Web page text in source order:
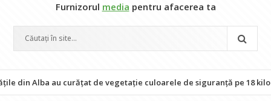
Furnizorul media pentru afacerea ta
Alba au curățat de vegetație culoarele de siguranță pe 18